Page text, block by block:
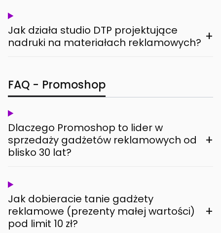
Jak działa studio DTP projektujące
nadruki na materiałach reklamowych? +
FAQ - Promoshop
Dlaczego Promoshop to lider w
sprzedaży gadżetów reklamowych od
blisko 30 lat?
+
Jak dobieracie tanie gadżety
reklamowe (prezenty małej wartości)
pod limit 10 zł?
+